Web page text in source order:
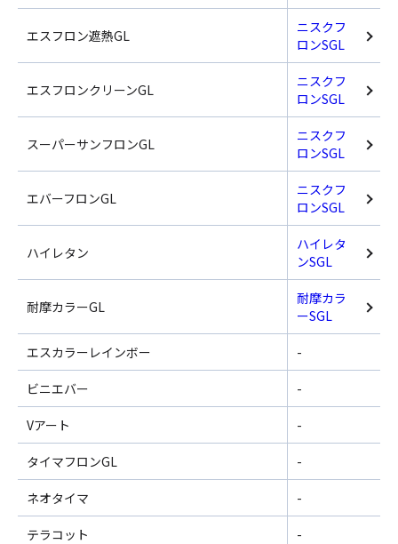
エスフロン遮熱GL
ニスクフ
ロンSGL
エスフロンクリーンGL
ニスクフ
ロンSGL
スーパーサンフロンGL
ニスクフ
ロンSGL
エバーフロンGL
ニスクフ
ロンSGL
ハイレタン
ハイレタ
ンSGL
耐摩カラーGL
耐摩カラ
ーSGL
エスカラーレインボー -
ビニエバー -
Vアート -
タイマフロンGL -
ネオタイマ -
テラコット -